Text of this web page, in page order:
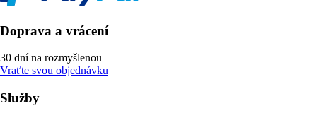
Doprava a vrácení
30 dní na rozmyšlenou
Vraťte svou objednávku
Služby